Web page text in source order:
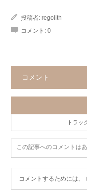
投稿者: regolith
コメント: 0
コメント
トラッ
この記事へのコメントは
コメントするためには、